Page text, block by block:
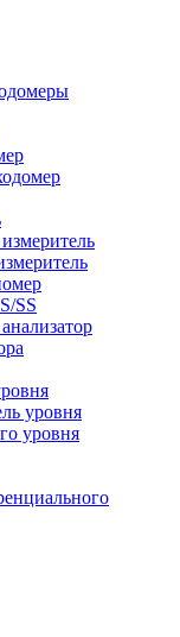
SS
уровня
уровня